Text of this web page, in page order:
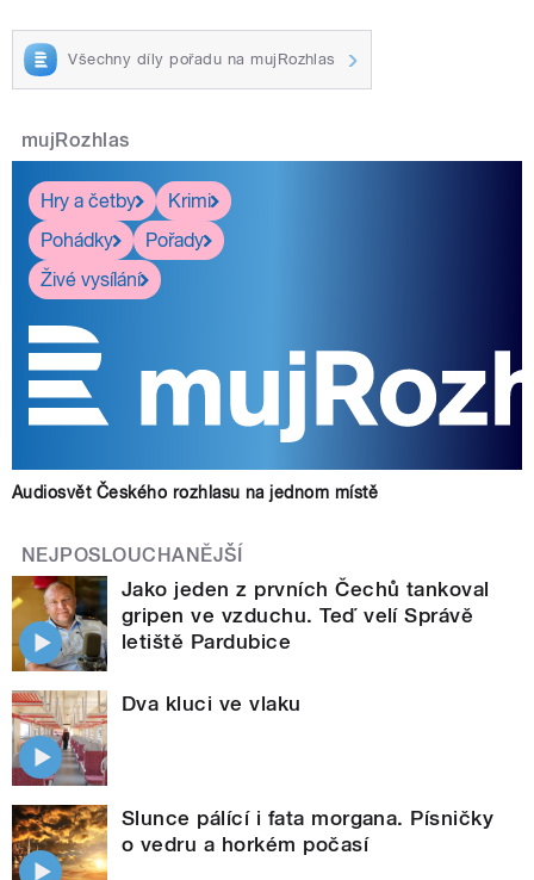
Všechny díly pořadu na mujRozhlas
mujRozhlas
Hry a četby
Krimi
Pohádky
Pořady
Živé vysílání
Audiosvět Českého rozhlasu na jednom místě
NEJPOSLOUCHANĚJŠÍ
Jako jeden z prvních Čechů tankoval
gripen ve vzduchu. Teď velí Správě
letiště Pardubice
Dva kluci ve vlaku
Slunce pálící i fata morgana. Písničky
o vedru a horkém počasí